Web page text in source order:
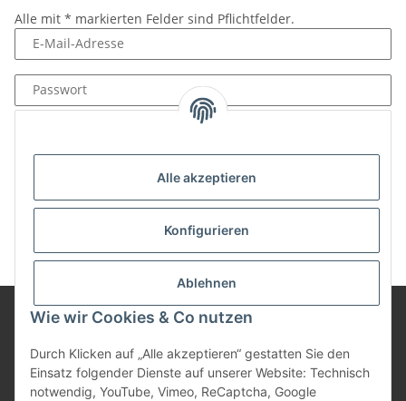
Alle akzeptieren
Konfigurieren
Ablehnen
Wie wir Cookies & Co nutzen
Durch Klicken auf „Alle akzeptieren“ gestatten Sie den
Einsatz folgender Dienste auf unserer Website: Technisch
notwendig, YouTube, Vimeo, ReCaptcha, Google
Alle mit * markierten Felder sind Pflichtfelder.
E-Mail-Adresse
Passwort
Neu hier?Jetzt registrieren!
Informationen